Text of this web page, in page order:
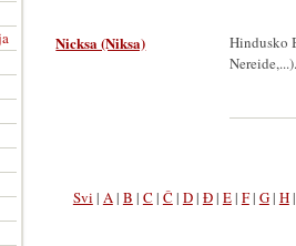
Nicksa (Niksa)
Hindusko
Svi | A| B | C | Č | D| Đ| E| F| G| H